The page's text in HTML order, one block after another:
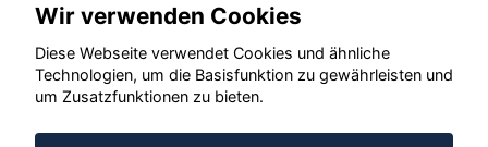
© konjunkturmotor.de GmbH 2020 - 2026
Wir verwenden Cookies
Diese Webseite verwendet Cookies und ähnliche
Technologien, um die Basisfunktion zu gewährleisten und
um Zusatzfunktionen zu bieten.